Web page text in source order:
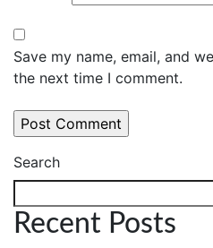
Save my name, email, and
the next time I comment.
Search
Recent Posts